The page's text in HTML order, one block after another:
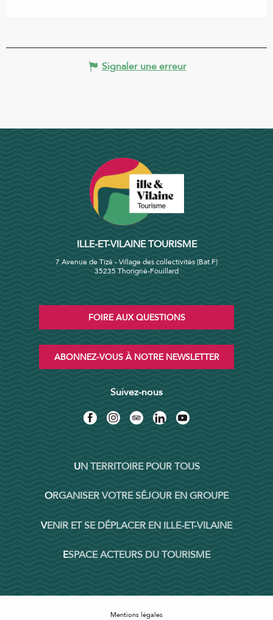
Signaler une erreur
ILLE-ET-VILAINE TOURISME
7 Avenue de Tizé - Village des collectivités (Bat F)
35235 Thorigné-Fouillard
FOIRE AUX QUESTIONS
ABONNEZ-VOUS À NOTRE NEWSLETTER
Suivez-nous
UN TERRITOIRE POUR TOUS
ORGANISER VOTRE SÉJOUR EN GROUPE
VENIR ET SE DÉPLACER EN ILLE-ET-VILAINE
ESPACE ACTEURS DU TOURISME
Mentions légales